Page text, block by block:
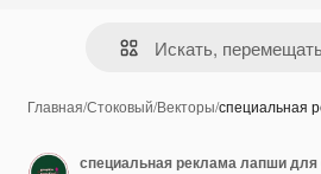
Главная/Стоковый/Векторы/специальная
специальная реклама лапши для